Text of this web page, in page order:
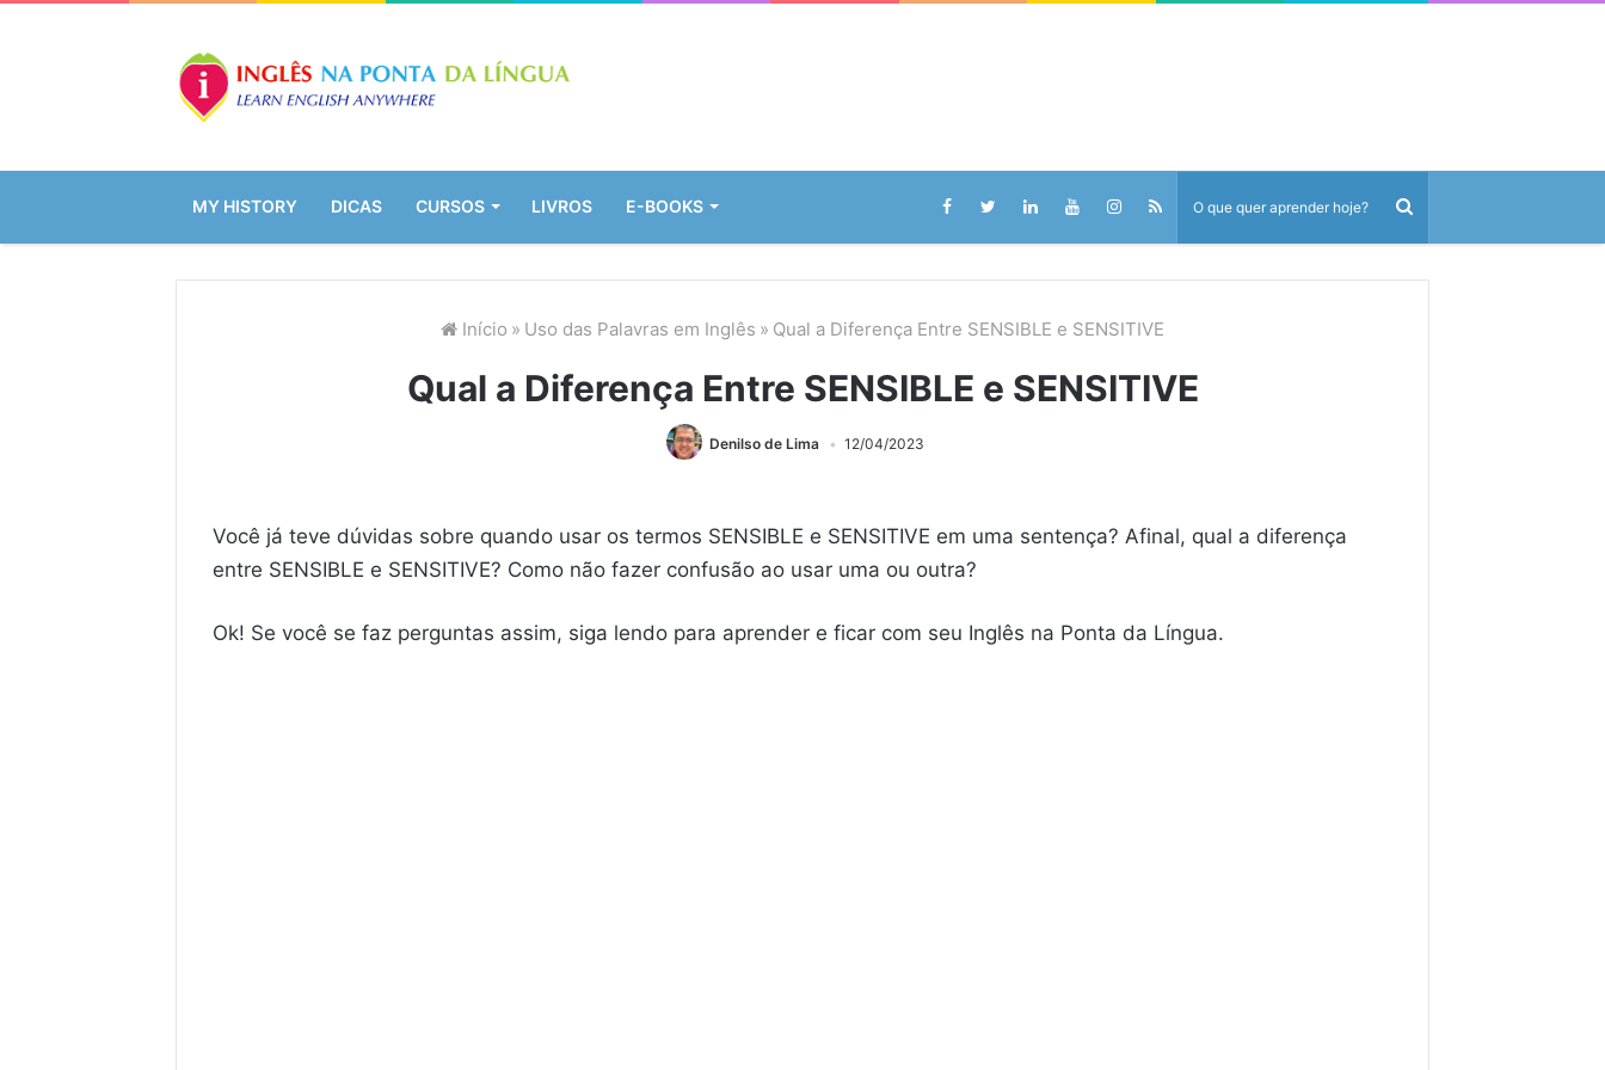
MY HISTORY DICAS CURSOS LIVROS E-BOOKS
Início » Uso das Palavras em Inglês » Qual a Diferença Entre SENSIBLE e SENSITIVE
Qual a Diferença Entre SENSIBLE e SENSITIVE
Denilso de Lima 12/04/2023
Você já teve dúvidas sobre quando usar os termos SENSIBLE e SENSITIVE em uma sentença? Afinal, qual a diferença
entre SENSIBLE e SENSITIVE? Como não fazer confusão ao usar uma ou outra?
Ok! Se você se faz perguntas assim, siga lendo para aprender e ficar com seu Inglês na Ponta da Língua.